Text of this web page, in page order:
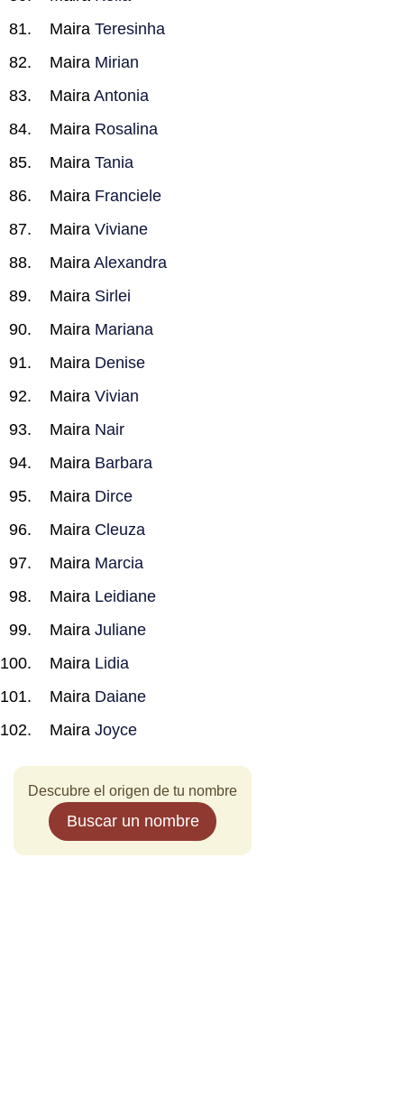
Maira Teresinha
Maira Mirian
Maira Antonia
Maira Rosalina
Maira Tania
Maira Franciele
Maira Viviane
Maira Alexandra
Maira Sirlei
Maira Mariana
Maira Denise
Maira Vivian
Maira Nair
Maira Barbara
Maira Dirce
Maira Cleuza
Maira Marcia
Maira Leidiane
Maira Juliane
Maira Lidia
Maira Daiane
Maira Joyce
Descubre el origen de tu nombre
Buscar un nombre